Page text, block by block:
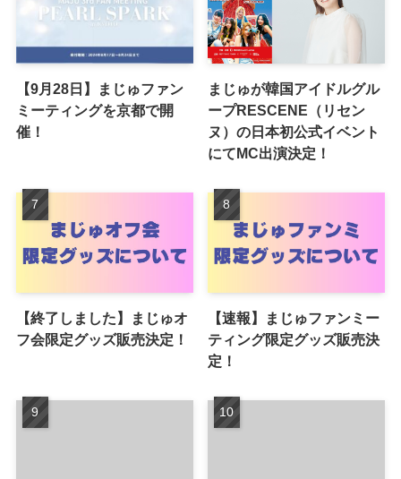
【9月28日】まじゅファン
ミーティングを京都で開
催！
まじゅが韓国アイドルグル
ープRESCENE（リセン
ヌ）の日本初公式イベント
にてMC出演決定！
【終了しました】まじゅオ
フ会限定グッズ販売決定！
【速報】まじゅファンミー
ティング限定グッズ販売決
定！